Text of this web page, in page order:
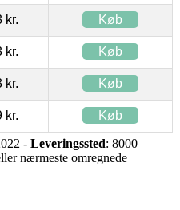
kr. Køb
kr. Køb
kr. Køb
kr. Køb
- Leveringssted: 8000
nærmeste omregnede